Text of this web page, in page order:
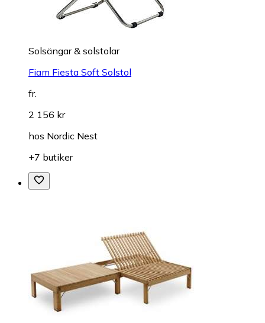
Solsängar & solstolar
Fiam Fiesta Soft Solstol
fr.
2 156 kr
hos Nordic Nest
+7 butiker